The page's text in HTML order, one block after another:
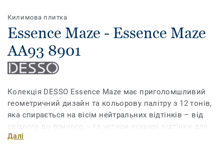
Килимова плитка
Essence Maze - Essence Maze
AA93 8901
Колекція DESSO Essence Maze має приголомшливий
геометричний дизайн та кольорову палітру з 12 тонів,
яка спирається на вісім нейтральних відтінків – від
світлого до темного – та чотири яскраві відтінки для
створення цікавих акцентів. Спокійні антрацитово-сірі
Далі